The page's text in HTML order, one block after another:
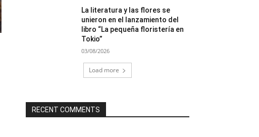
La literatura y las flores se
unieron en el lanzamiento del
libro “La pequeña floristería en
Tokio”
03/08/2026
Load more
RECENT COMMENTS